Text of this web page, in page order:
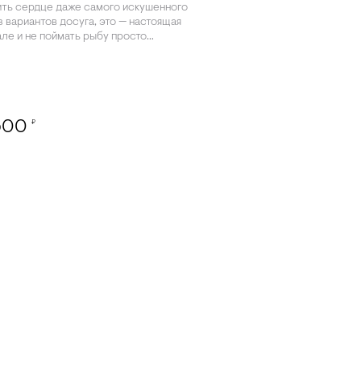
сердце даже самого искушенного
досуга, это — настоящая
и не поймать рыбу просто
₽